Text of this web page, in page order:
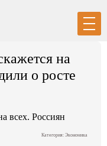
на
о росте
Категория: Экономика